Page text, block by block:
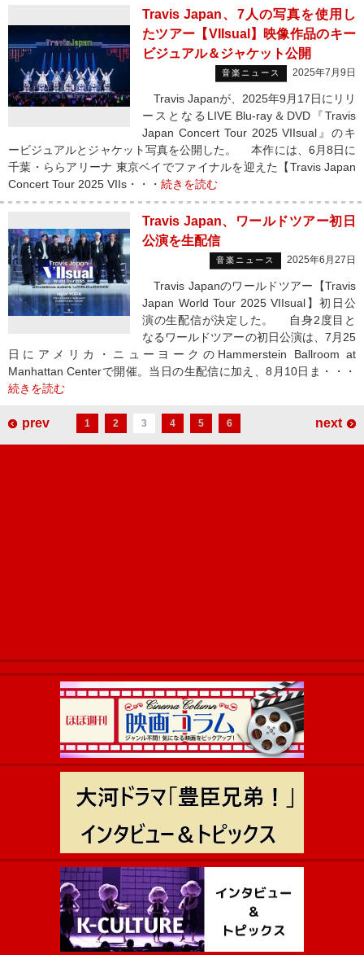
Travis Japan、7人の写真を使用し
たツアー【VIIsual】映像作品のキー
ビジュアル＆ジャケット公開
音楽ニュース 2025年7月9日
Travis Japanが、2025年9月17日にリリ
ースとなるLIVE Blu-ray＆DVD『Travis
Japan Concert Tour 2025 VIIsual』のキ
ービジュアルとジャケット写真を公開した。 本作には、6月8日に
千葉・ららアリーナ 東京ベイでファイナルを迎えた【Travis Japan
Concert Tour 2025 VIIs・・・ 続きを読む
Travis Japan、ワールドツアー初日
公演を生配信
音楽ニュース 2025年6月27日
Travis Japanのワールドツアー【Travis
Japan World Tour 2025 VIIsual】初日公
演の生配信が決定した。 自身2度目と
なるワールドツアーの初日公演は、7月25
日にアメリカ・ニューヨークのHammerstein Ballroom at
Manhattan Centerで開催。当日の生配信に加え、8月10日ま・・・
続きを読む
prev 1 2 3 4 5 6 next